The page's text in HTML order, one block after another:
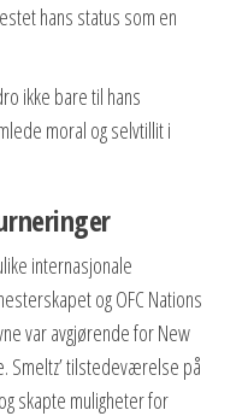
hans status som en
ikke bare til hans
moral og selvtillit i
internasjonale
og OFC Nations
var avgjørende for New
Smeltz’ tilstedeværelse på
skapte muligheter for